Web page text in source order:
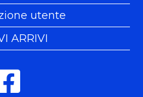
utente
ARRIVI